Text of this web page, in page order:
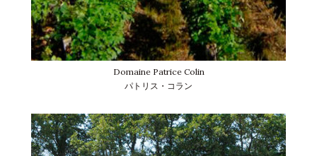
Domaine Patrice Colin
パトリス・コラン